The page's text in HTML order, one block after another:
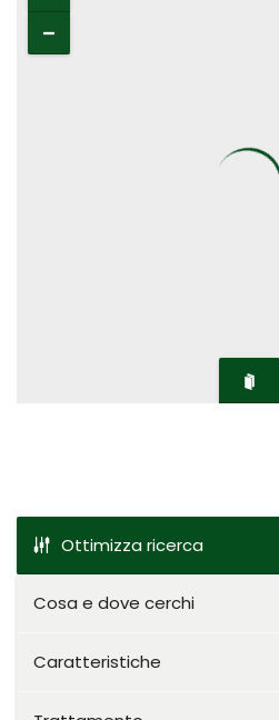
Ottimizza ricerca
Cosa e dove cerchi
Caratteristiche